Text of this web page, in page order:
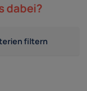
dabei?
filtern